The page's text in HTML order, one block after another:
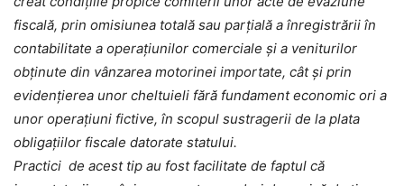
fiscală, prin omisiunea totală sau parțială a înregistrării în
contabilitate a operațiunilor comerciale și a veniturilor
obținute din vânzarea motorinei importate, cât și prin
evidențierea unor cheltuieli fără fundament economic ori a
unor operațiuni fictive, în scopul sustragerii de la plata
obligațiilor fiscale datorate statului.
Practici de acest tip au fost facilitate de faptul că